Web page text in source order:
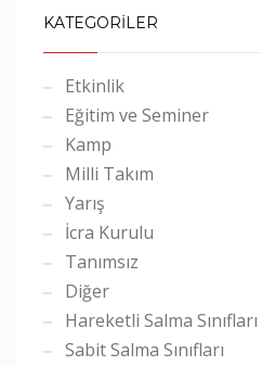
KATEGORİLER
Etkinlik
Eğitim ve Seminer
Kamp
Milli Takım
Yarış
İcra Kurulu
Tanımsız
Diğer
Hareketli Salma Sınıfları
Sabit Salma Sınıfları